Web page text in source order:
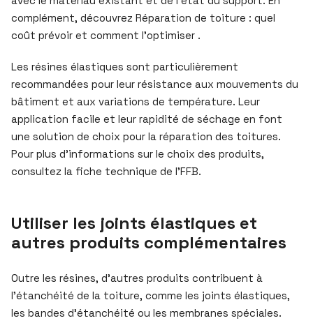
complément, découvrez Réparation de toiture : quel
coût prévoir et comment l’optimiser .
Les résines élastiques sont particulièrement
recommandées pour leur résistance aux mouvements du
bâtiment et aux variations de température. Leur
application facile et leur rapidité de séchage en font
une solution de choix pour la réparation des toitures.
Pour plus d’informations sur le choix des produits,
consultez la fiche technique de l’FFB.
Utiliser les joints élastiques et
autres produits complémentaires
Outre les résines, d’autres produits contribuent à
l’étanchéité de la toiture, comme les joints élastiques,
les bandes d’étanchéité ou les membranes spéciales.